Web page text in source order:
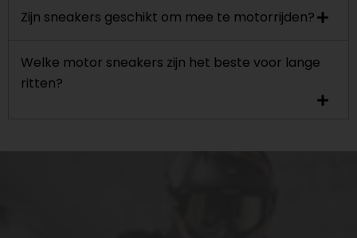
Zijn sneakers geschikt om mee te motorrijden?
Welke motor sneakers zijn het beste voor lange
ritten?